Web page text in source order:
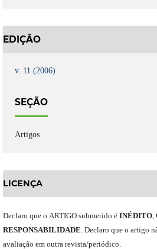
EDIÇÃO
v. 11 (2006)
SEÇÃO
Artigos
LICENÇA
Declaro que o ARTIGO submetido é INÉDITO,
RESPONSABILIDADE Declaro que o artigo
avaliação em outra revista/periódico.